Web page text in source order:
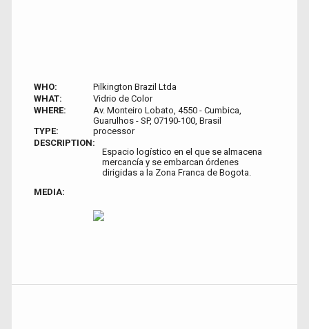
WHO:
Pilkington Brazil Ltda
WHAT:
Vidrio de Color
WHERE:
Av. Monteiro Lobato, 4550 - Cumbica,
Guarulhos - SP, 07190-100, Brasil
TYPE:
processor
DESCRIPTION:
Espacio logístico en el que se almacena
mercancía y se embarcan órdenes
dirigidas a la Zona Franca de Bogota.
MEDIA: